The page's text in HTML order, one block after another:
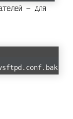
— для